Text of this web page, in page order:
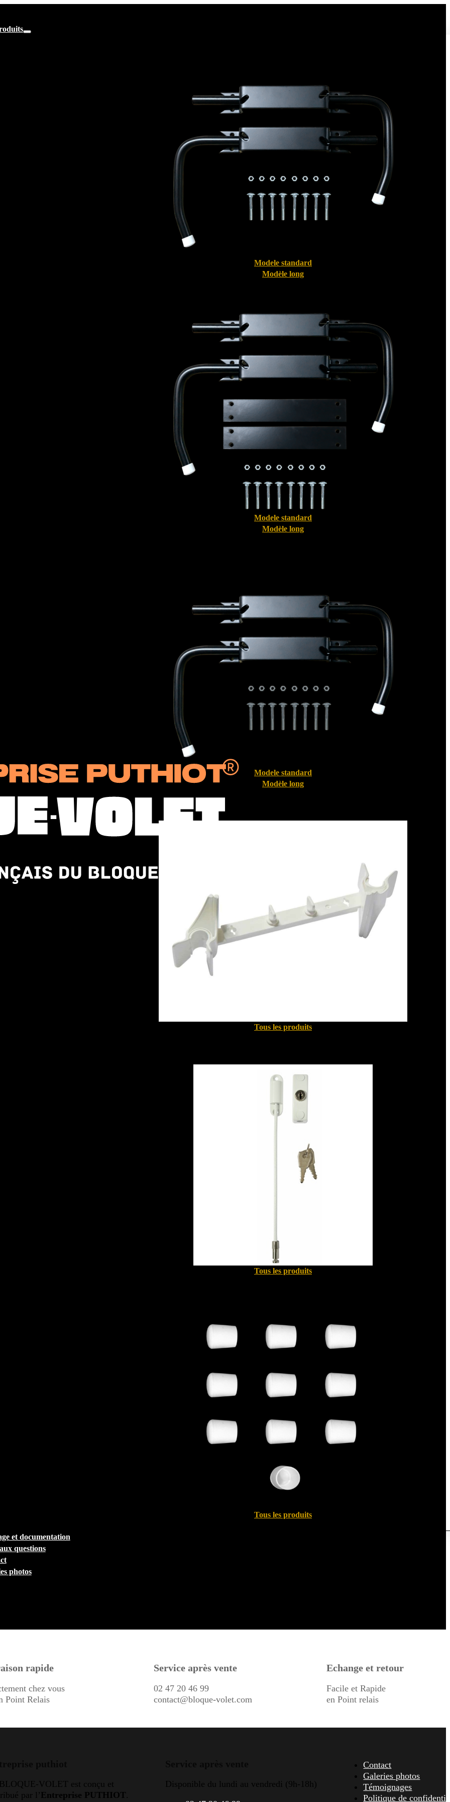
Modele standard
Modèle long
Modele standard
Modèle long
Modele standard
Modèle long
Tous les produits
Tous les produits
Tous les produits
et documentation
questions
photos
rapide
chez vous
Point Relais
Service après vente
02 47 20 46 99
contact@bloque-volet.com
Echange et retour
Facile et Rapide
en Point relais
VOLET est conçu et
par l’ Entreprise PUTHIOT.
Disponible du lundi au vendredi (9h-18h)
Contact
Galeries photos
Témoignages
Politique de